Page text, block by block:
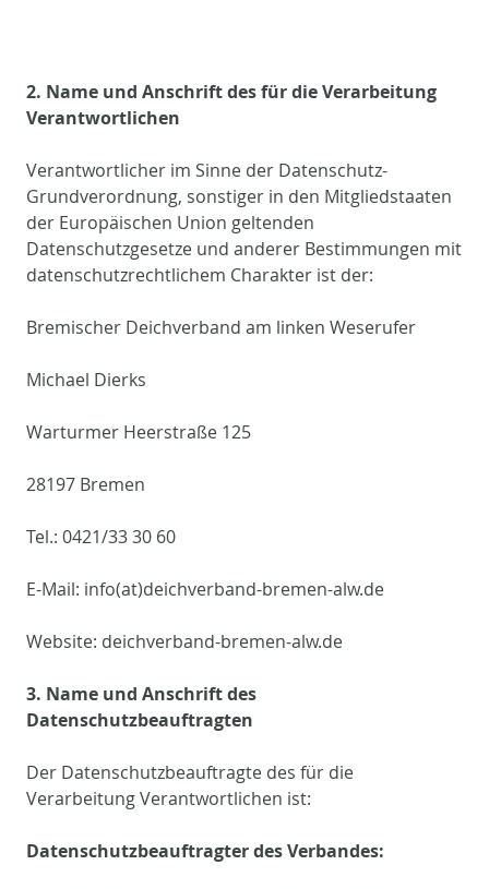
2. Name und Anschrift des für die Verarbeitung
Verantwortlichen
Verantwortlicher im Sinne der Datenschutz-
Grundverordnung, sonstiger in den Mitgliedstaaten
der Europäischen Union geltenden
Datenschutzgesetze und anderer Bestimmungen mit
datenschutzrechtlichem Charakter ist der:
Bremischer Deichverband am linken Weserufer
Michael Dierks
Warturmer Heerstraße 125
28197 Bremen
Tel.: 0421/33 30 60
E-Mail: info(at)deichverband-bremen-alw.de
Website: deichverband-bremen-alw.de
3. Name und Anschrift des
Datenschutzbeauftragten
Der Datenschutzbeauftragte des für die
Verarbeitung Verantwortlichen ist:
Datenschutzbeauftragter des Verbandes: